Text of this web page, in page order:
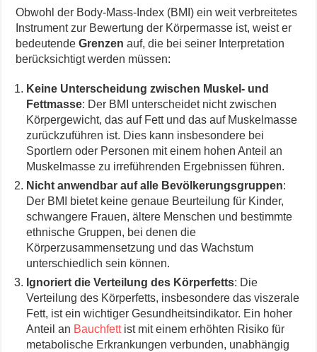
Obwohl der Body-Mass-Index (BMI) ein weit verbreitetes
Instrument zur Bewertung der Körpermasse ist, weist er
bedeutendeGrenzen auf, die bei seiner Interpretation
berücksichtigt werden müssen:
Keine Unterscheidung zwischen Muskel- und
Fettmasse: Der BMI unterscheidet nicht zwischen
Körpergewicht, das auf Fett und das auf Muskelmasse
zurückzuführen ist. Dies kann insbesondere bei
Sportlern oder Personen mit einem hohen Anteil an
Muskelmasse zu irreführenden Ergebnissen führen.
Nicht anwendbar auf alle Bevölkerungsgruppen:
Der BMI bietet keine genaue Beurteilung für Kinder,
schwangere Frauen, ältere Menschen und bestimmte
ethnische Gruppen, bei denen die
Körperzusammensetzung und das Wachstum
unterschiedlich sein können.
Ignoriert die Verteilung des Körperfetts: Die
Verteilung des Körperfetts, insbesondere das viszerale
Fett, ist ein wichtiger Gesundheitsindikator. Ein hoher
Anteil an Bauchfettist mit einem erhöhten Risiko für
metabolische Erkrankungen verbunden, unabhängig